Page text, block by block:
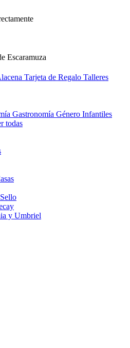
Tarjeta de Regalo Talleres
Gastronomía Género Infantiles
todas
y Umbriel